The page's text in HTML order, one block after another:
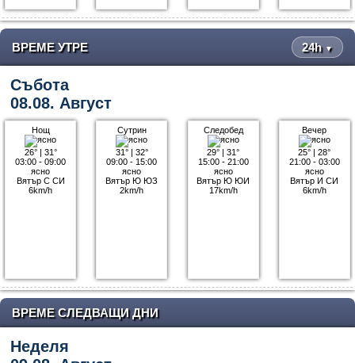
ВРЕМЕ УТРЕ 24h ▼
Събота
08.08. Август
Нощ
26°| 31°
03:00 - 09:00
ясно
Вятър С СИ
6km/h
Сутрин
31°| 32°
09:00 - 15:00
ясно
Вятър Ю ЮЗ
2km/h
Следобед
29° |31°
15:00 - 21:00
ясно
Вятър Ю ЮИ
17km/h
Вечер
25° |28°
21:00 - 03:00
ясно
Вятър И СИ
6km/h
ВРЕМЕ СЛЕДВАЩИ ДНИ
Неделя